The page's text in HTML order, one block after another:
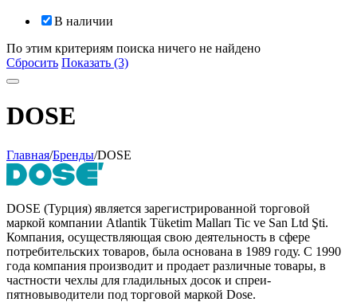
В наличии
По этим критериям поиска ничего не найдено
Сбросить Показать (3)
DOSE
Главная/Бренды/DOSE
DOSE (Турция) является зарегистрированной торговой
маркой компании Atlantik Tüketim Malları Tic ve San Ltd Şti.
Компания, осуществляющая свою деятельность в сфере
потребительских товаров, была основана в 1989 году. С 1990
года компания производит и продает различные товары, в
частности чехлы для гладильных досок и спреи-
пятновыводители под торговой маркой Dose.